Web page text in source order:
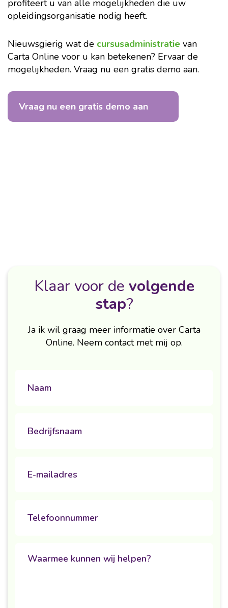
profiteert u van alle mogelijkheden die uw
opleidingsorganisatie nodig heeft.
Nieuwsgierig wat de cursusadministratie van
Carta Online voor u kan betekenen? Ervaar de
mogelijkheden. Vraag nu een gratis demo aan.
Vraag nu een gratis demo aan
Klaar voor de volgende
stap?
Ja ik wil graag meer informatie over Carta
Online. Neem contact met mij op.